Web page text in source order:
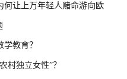
何让上万年轻人赌命游向欧
教育？
村独立女性”？
播